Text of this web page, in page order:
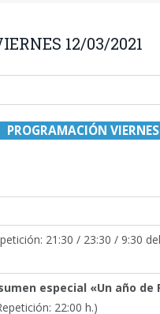
12/03/2021
PROGRAMACIÓN
21:30 / 23:30 / 9:30
especial «Un año
22:00 h.)